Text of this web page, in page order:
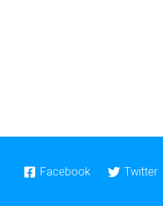
Facebook Twitter